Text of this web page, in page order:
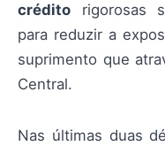
crédito rigorosas
para reduzir a
suprimento que
Central.
Nas últimas duas